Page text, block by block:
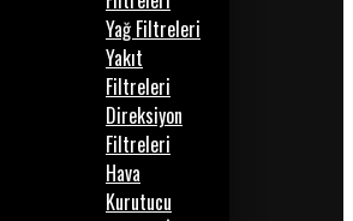
Yağ Filtreleri
Yakıt
Filtreleri
Direksiyon
Filtreleri
Hava
Kurutucu